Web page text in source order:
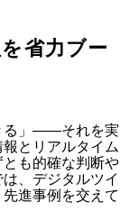
省力ブー
る」――それを実
とリアルタイム
も的確な判断や
、デジタルツイ
進事例を交えて